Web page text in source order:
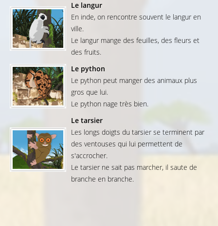
Le langur
En inde, on rencontre souvent le langur en
ville.
Le langur mange des feuilles, des fleurs et
des fruits.
Le python
Le python peut manger des animaux plus
gros que lui.
Le python nage très bien.
Le tarsier
Les longs doigts du tarsier se terminent par
des ventouses qui lui permettent de
s'accrocher.
Le tarsier ne sait pas marcher, il saute de
branche en branche.